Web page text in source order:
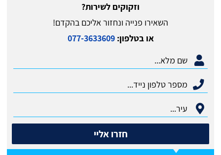
וזקוקים לשירות?
השאירו פנייה ונחזור אליכם בהקדם!
או בטלפון:077-3633609
חזרו אליי